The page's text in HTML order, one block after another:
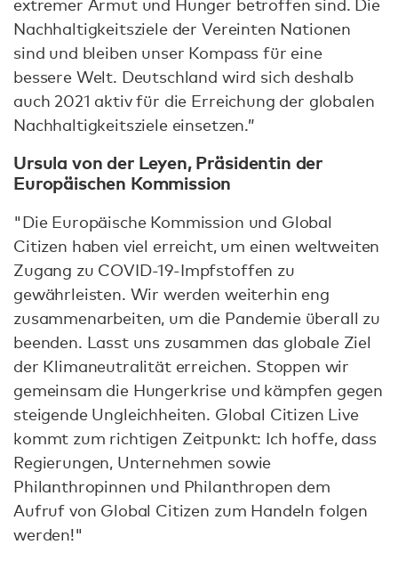
extremer Armut und Hunger betroffen sind. Die
Nachhaltigkeitsziele der Vereinten Nationen
sind und bleiben unser Kompass für eine
bessere Welt. Deutschland wird sich deshalb
auch 2021 aktiv für die Erreichung der globalen
Nachhaltigkeitsziele einsetzen.”
Ursula von der Leyen, Präsidentin der
Europäischen Kommission
"Die Europäische Kommission und Global
Citizen haben viel erreicht, um einen weltweiten
Zugang zu COVID-19-Impfstoffen zu
gewährleisten. Wir werden weiterhin eng
zusammenarbeiten, um die Pandemie überall zu
beenden. Lasst uns zusammen das globale Ziel
der Klimaneutralität erreichen. Stoppen wir
gemeinsam die Hungerkrise und kämpfen gegen
steigende Ungleichheiten. Global Citizen Live
kommt zum richtigen Zeitpunkt: Ich hoffe, dass
Regierungen, Unternehmen sowie
Philanthropinnen und Philanthropen dem
Aufruf von Global Citizen zum Handeln folgen
werden!"